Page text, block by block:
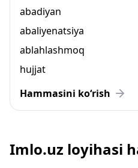
abadiyan
abaliyenatsiya
ablahlashmoq
hujjat
Hammasini ko‘rish
Imlo.uz loyihasi